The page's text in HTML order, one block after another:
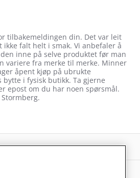
tilbakemeldingen din. Det var leit
falt helt i smak. Vi anbefaler å
inne på selve produktet før man
variere fra merke til merke. Minner
åpent kjøp på ubrukte
i fysisk butikk. Ta gjerne
epost om du har noen spørsmål.
SFO
turtøy?
tips her⛰